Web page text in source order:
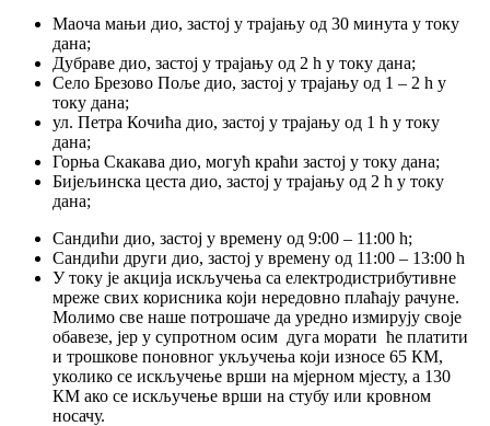
Маоча мањи дио, застој у трајању од 30 минута у току
дана;
Дубраве дио, застој у трајању од 2 h у току дана;
Село Брезово Поље дио, застој у трајању од 1 – 2 h у
току дана;
ул. Петра Кочића дио, застој у трајању од 1 h у току
дана;
Горња Скакава дио, могућ краћи застој у току дана;
Бијељинска цеста дио, застој у трајању од 2 h у току
дана;
Сандићи дио, застој у времену од 9:00 – 11:00 h;
Сандићи други дио, застој у времену од 11:00 – 13:00 h
У току је акција искључења са електродистрибутивне
мреже свих корисника који нередовно плаћају рачуне.
Молимо све наше потрошаче да уредно измирују своје
обавезе, јер у супротном осим дуга морати ће платити
и трошкове поновног укључења који износе 65 КМ,
уколико се искључење врши на мјерном мјесту, а 130
КМ ако се искључење врши на стубу или кровном
носачу.